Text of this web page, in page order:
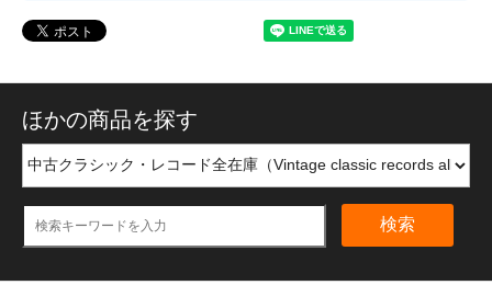
ほかの商品を探す
検索